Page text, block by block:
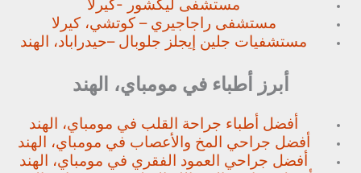
مستشفى ليكشور -كيرلا
مستشفى راجاجيري – كوتشي، كيرلا
مستشفيات جلين إيجلز جلوبال –حيدراباد، الهند
أبرز أطباء في مومباي، الهند
أفضل أطباء جراحة القلب في مومباي، الهند
أفضل جراحي المخ والأعصاب في مومباي، الهند
أفضل جراحي العمود الفقري في مومباي، الهند